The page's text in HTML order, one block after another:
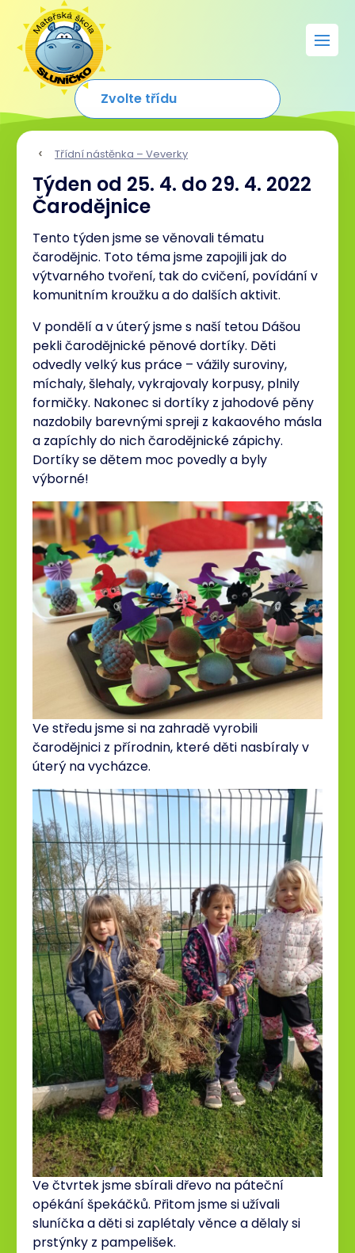
Třídní nástěnka – Veverky
Týden od 25. 4. do 29. 4. 2022
Čarodějnice
Tento týden jsme se věnovali tématu
čarodějnic. Toto téma jsme zapojili jak do
výtvarného tvoření, tak do cvičení, povídání v
komunitním kroužku a do dalších aktivit.
V pondělí a v úterý jsme s naší tetou Dášou
pekli čarodějnické pěnové dortíky. Děti
odvedly velký kus práce – vážily suroviny,
míchaly, šlehaly, vykrajovaly korpusy, plnily
formičky. Nakonec si dortíky z jahodové pěny
nazdobily barevnými spreji z kakaového másla
a zapíchly do nich čarodějnické zápichy.
Dortíky se dětem moc povedly a byly
výborné!
Ve středu jsme si na zahradě vyrobili
čarodějnici z přírodnin, které děti nasbíraly v
úterý na vycházce.
Ve čtvrtek jsme sbírali dřevo na páteční
opékání špekáčků. Přitom jsme si užívali
sluníčka a děti si zaplétaly věnce a dělaly si
prstýnky z pampelišek.